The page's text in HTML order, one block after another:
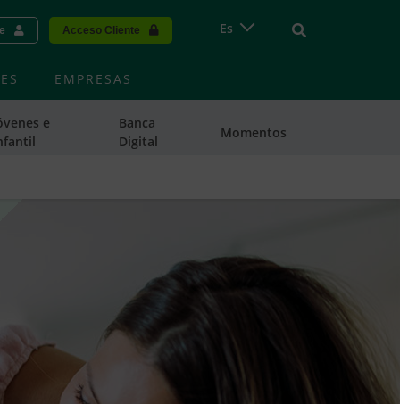
Acceso Cliente Es Vinculo -
e
Banca
Digital
Momentos
EMPRESAS